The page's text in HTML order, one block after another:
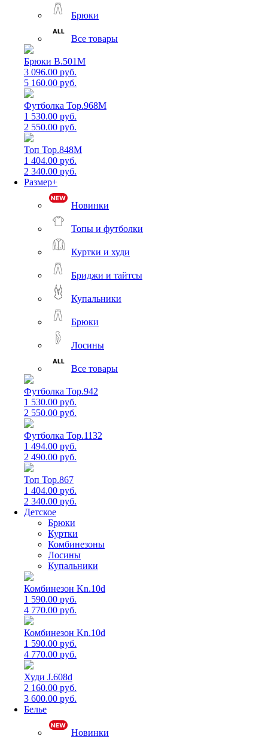
Брюки
Все товары
Брюки B.501M
3 096.00 руб.
5 160.00 руб.
Футболка Top.968M
1 530.00 руб.
2 550.00 руб.
Топ Top.848M
1 404.00 руб.
2 340.00 руб.
Размер+
Новинки
Топы и футболки
Куртки и худи
Бриджи и тайтсы
Купальники
Брюки
Лосины
Все товары
Футболка Top.942
1 530.00 руб.
2 550.00 руб.
Футболка Top.1132
1 494.00 руб.
2 490.00 руб.
Топ Top.867
1 404.00 руб.
2 340.00 руб.
Детское
Брюки
Куртки
Комбинезоны
Лосины
Купальники
Комбинезон Kn.10d
1 590.00 руб.
4 770.00 руб.
Комбинезон Kn.10d
1 590.00 руб.
4 770.00 руб.
Худи J.608d
2 160.00 руб.
3 600.00 руб.
Белье
Новинки